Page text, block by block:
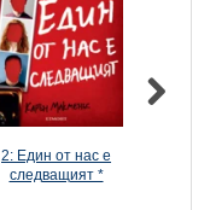
2: Един от нас е
следващият *